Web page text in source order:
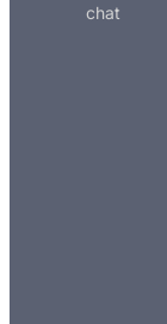
chat